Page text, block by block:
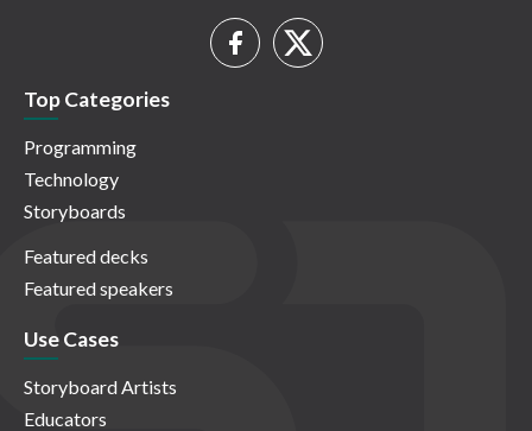
Top Categories
Programming
Technology
Storyboards
Featured decks
Featured speakers
Use Cases
Storyboard Artists
Educators